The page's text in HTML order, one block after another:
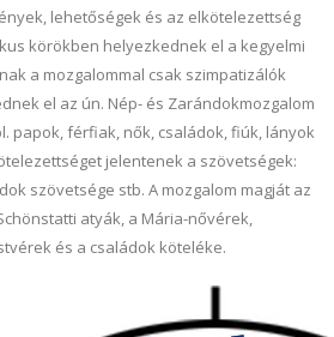
lehetőségek és az elkötelezettség
körökben helyezkednek el a kegyelmi
a mozgalommal csak szimpatizálók
el az ún. Nép- és Zarándokmozgalom
papok, férfiak, nők, családok, fiúk, lányok
jelentenek a szövetségek:
szövetsége stb. A mozgalom magját az
atyák, a Mária-nővérek,
és a családok köteléke.